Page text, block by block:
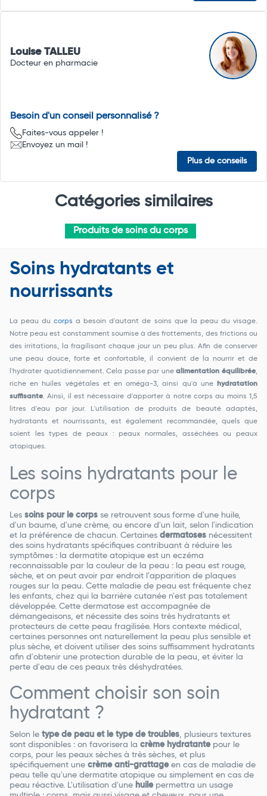
Louise TALLEU
Docteur en pharmacie
Besoin d'un conseil personnalisé ?
Faites-vous appeler !
Envoyez un mail !
Plus de conseils
Catégories similaires
Produits de soins du corps
Soins hydratants et
nourrissants
La peau du corps a besoin d'autant de soins que la peau du visage.
Notre peau est constamment soumise à des frottements, des frictions ou
des irritations, la fragilisant chaque jour un peu plus. Afin de conserver
une peau douce, forte et confortable, il convient de la nourrir et de
l'hydrater quotidiennement. Cela passe par une alimentation équilibrée,
riche en huiles végétales et en oméga-3, ainsi qu'à une
hydratation
suffisante. Ainsi, il est nécessaire d'apporter à notre corps au moins 1,5
litres d'eau par jour. L'utilisation de produits de beauté adaptés,
hydratants et nourrissants, est également recommandée, quels que
soient les types de peaux : peaux normales, asséchées ou peaux
atopiques.
Les soins hydratants pour le
corps
Les soins pour le corps se retrouvent sous forme d'une huile,
d'un baume, d'une crème, ou encore d'un lait, selon l'indication
et la préférence de chacun. Certaines dermatoses nécessitent
des soins hydratants spécifiques contribuant à réduire les
symptômes : la dermatite atopique est un eczéma
reconnaissable par la couleur de la peau : la peau est rouge,
sèche, et on peut avoir par endroit l'apparition de plaques
rouges sur la peau. Cette maladie de peau est fréquente chez
les enfants, chez qui la barrière cutanée n'est pas totalement
développée. Cette dermatose est accompagnée de
démangeaisons, et nécessite des soins très hydratants et
protecteurs de cette peau fragilisée. Hors contexte médical,
certaines personnes ont naturellement la peau plus sensible et
plus sèche, et doivent utiliser des soins suffisamment hydratants
afin d'obtenir une protection durable de la peau, et éviter la
perte d'eau de ces peaux très déshydratées.
Comment choisir son soin
hydratant ?
Selon le type de peau et le type de troubles, plusieurs textures
sont disponibles : on favorisera la crème hydratantepour le
corps, pour les peaux sèches à très sèches, et plus
spécifiquement une crème anti-grattageen cas de maladie de
peau telle qu'une dermatite atopique ou simplement en cas de
peau réactive. L'utilisation d'une huilepermettra un usage